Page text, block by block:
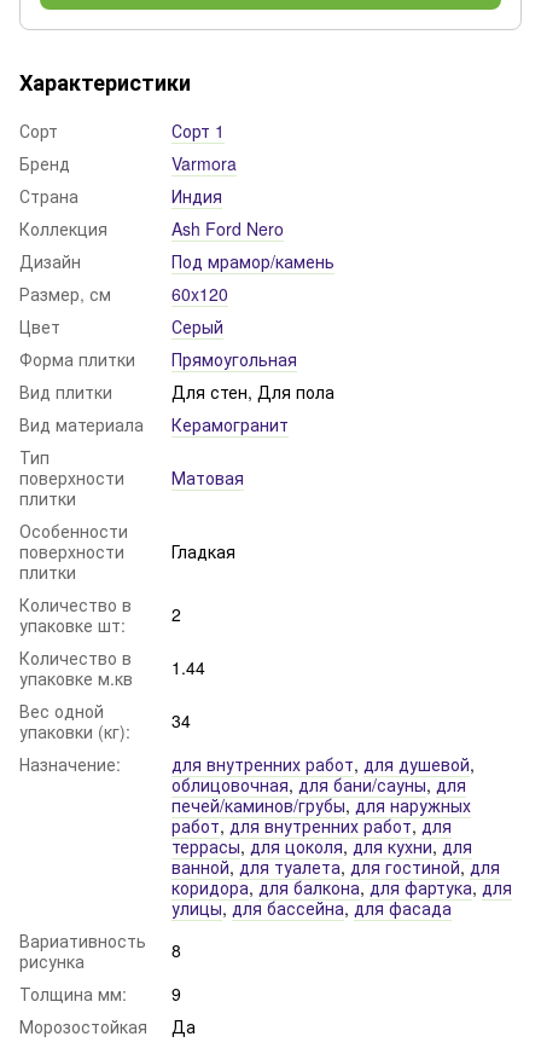
Характеристики
Сорт
Сорт 1
Бренд
Varmora
Страна
Индия
Коллекция
Ash Ford Nero
Дизайн
Под мрамор/камень
Размер, см
60x120
Цвет
Серый
Форма плитки
Прямоугольная
Вид плитки
Для стен, Для пола
Вид материала
Керамогранит
Тип
поверхности
плитки
Матовая
Особенности
поверхности
плитки
Гладкая
Количество в
упаковке шт:
2
Количество в
упаковке м.кв
1.44
Вес одной
упаковки (кг):
34
Назначение:
для внутренних работ, для душевой,
облицовочная,для бани/сауны,для
печей/каминов/грубы,для наружных
работ,для внутренних работ,для
террасы,для цоколя,для кухни,для
ванной,для туалета, для гостиной,для
коридора,для балкона,для фартука,для
улицы,для бассейна,для фасада
Вариативность
рисунка
8
Толщина мм:
9
Морозостойкая
Да